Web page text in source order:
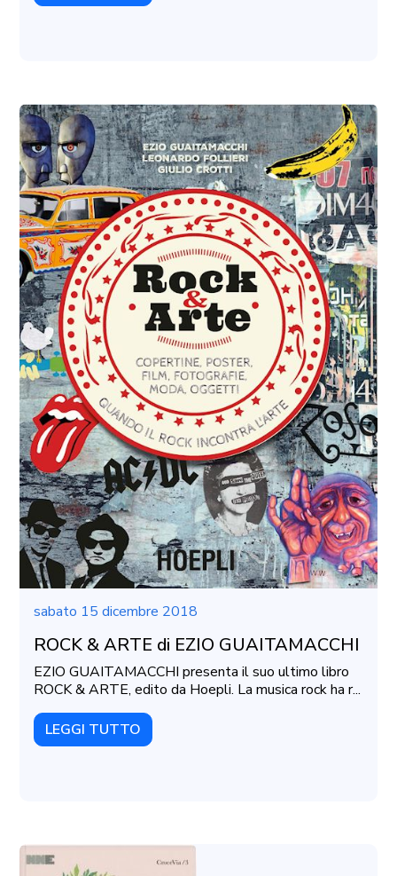
sabato 15 dicembre 2018
ROCK & ARTE di EZIO GUAITAMACCHI
EZIO GUAITAMACCHI presenta il suo ultimo libro
ROCK & ARTE, edito da Hoepli. La musica rock ha r...
LEGGI TUTTO